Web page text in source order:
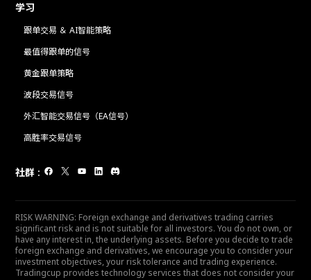
学习
跟单交易 ＆ AI智能策略
最值得跟单的信号
黄金跟单策略
波段交易信号
外汇智能交易信号（EA信号）
高胜率交易信号
社群 :
RISK WARNING: Foreign exchange and derivatives trading carries
significant risk and is not suitable for all investors. You do not own, or
have any interest in, the underlying assets. Before you decide to trade
foreign exchange and derivatives, we encourage you to consider your
investment objectives, your risk tolerance and trading experience.
Tradingcup provides technology services that does not consider your